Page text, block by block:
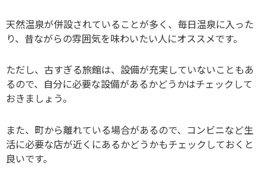
天然温泉が併設されていることが多く、毎日温泉に入った
り、昔ながらの雰囲気を味わいたい人にオススメです。
ただし、古すぎる旅館は、設備が充実していないこともあ
るので、自分に必要な設備があるかどうかはチェックして
おきましょう。
また、町から離れている場合があるので、コンビニなど生
活に必要な店が近くにあるかどうかもチェックしておくと
良いです。